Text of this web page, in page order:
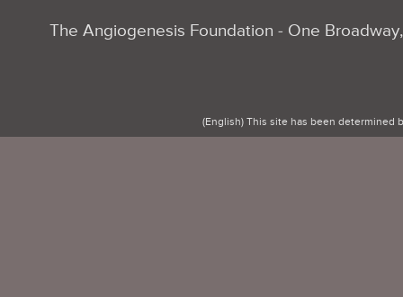
The Angiogenesis Foundation - One
(English) This site has been determined